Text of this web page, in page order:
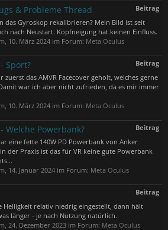
Beitrag
& Probleme Thread
das Gyroskop rekalibrieren? Mein Bild ist seit
nach Neustart. Kopfneigung hat keinen Einfluss.
, 10. März 2024 im Forum: Meta Oculus
Beitrag
Sport?
zuerst das AMVR Facecover geholt, welches gerne
war ich aber nicht zufrieden, da es mir immer
, 10. März 2024 im Forum: Meta Oculus
Beitrag
Welche Powerbank?
eine fette 140W PD Powerbank von Anker
der Praxis ist das für VR keine gute Powerbank
, 14. Januar 2024 im Forum: Meta Oculus
Beitrag
Helligkeit relativ niedrig eingestellt, dann hält
länger - je nach Nutzung natürlich.
, 24. Dezember 2023 im Forum: Meta Oculus